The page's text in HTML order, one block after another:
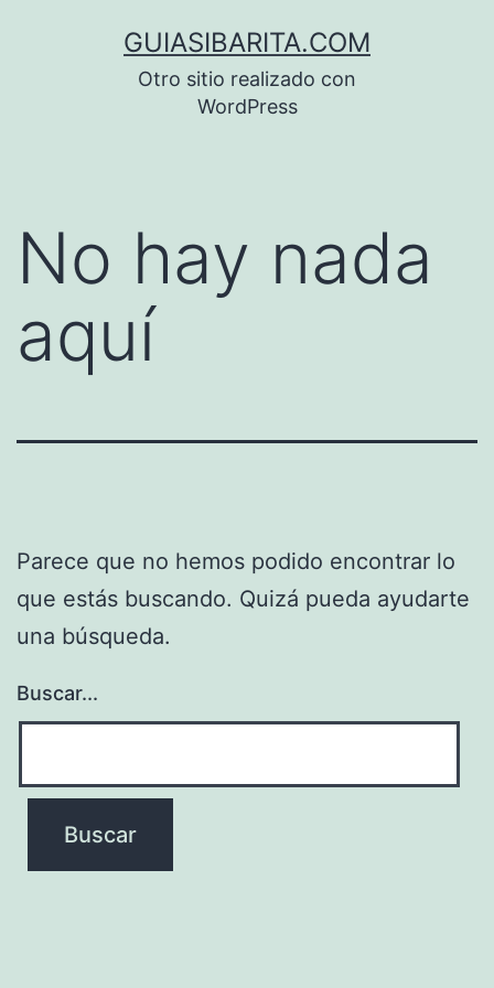
GUIASIBARITA.COM
Otro sitio realizado con
WordPress
No hay nada
aquí
Parece que no hemos podido encontrar lo
que estás buscando. Quizá pueda ayudarte
una búsqueda.
Buscar...